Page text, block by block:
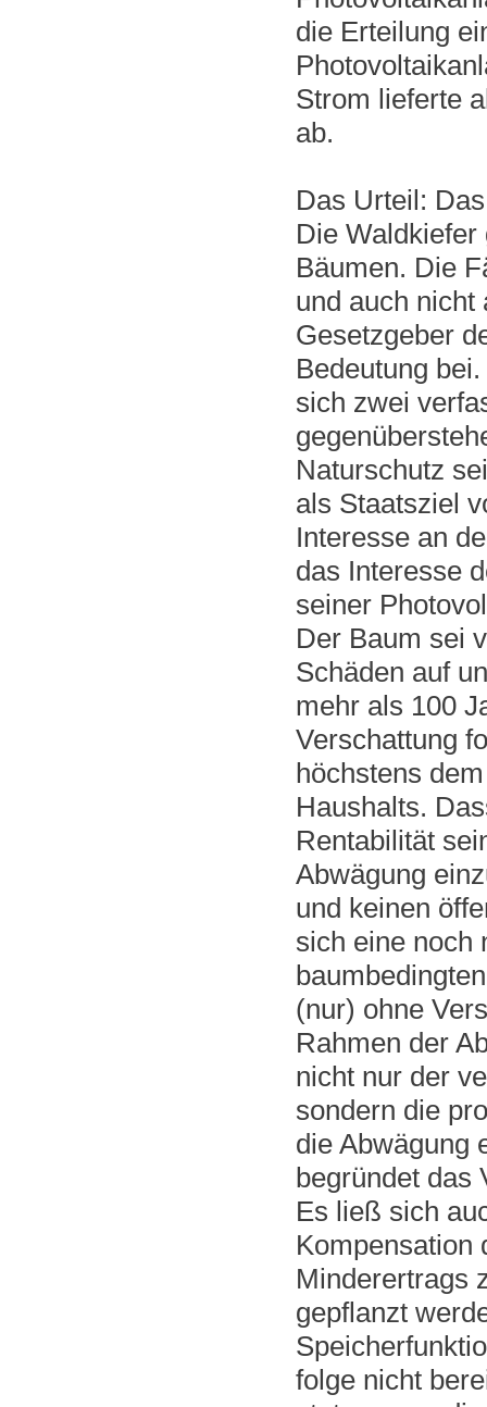
die Erteilung
Strom lieferte
ab.
Das Urteil:
Die
Bäumen. Die
und auch
Gesetzgeber
Bedeutung
sich zwei
Naturschutz
als Staatsziel
Interesse an
das Interesse
seiner
Der Baum sei
Schäden auf
mehr als 100
Verschattung
höchstens
Haushalts.
Rentabilität
Abwägung
und keinen
sich eine noch
(nur) ohne
Rahmen der
nicht nur der
sondern die
die Abwägung
begründet das
Es ließ sich
Kompensation
Minderertrags
gepflanzt
folge nicht